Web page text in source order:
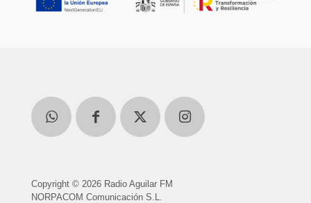
Copyright © 2026 Radio Aguilar FM
NORPACOM Comunicación S.L.